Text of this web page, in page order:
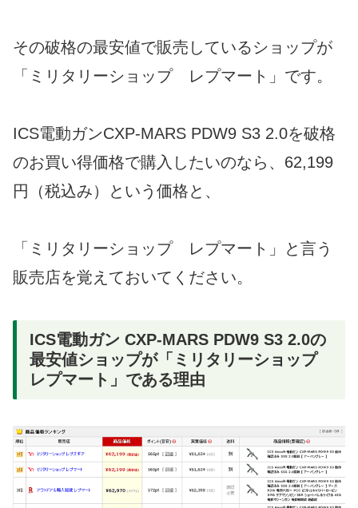
その破格の最安値で販売しているショップが
「ミリタリーショップ レプマート」です。
ICS電動ガンCXP-MARS PDW9 S3 2.0を破格
のお買い得価格で購入したいのなら、62,199
円（税込み）という価格と、
「ミリタリーショップ レプマート」と言う
販売店を覚えておいてください。
ICS電動ガン CXP-MARS PDW9 S3 2.0の
最安値ショップが「ミリタリーショップ
レプマート」である理由